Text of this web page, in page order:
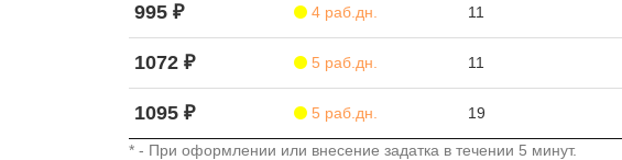
995 ₽ 4 раб.дн. 11
1072 ₽ 5 раб.дн. 11
1095 ₽ 5 раб.дн. 19
* - При оформлении или внесение задатка в течении 5 минут.